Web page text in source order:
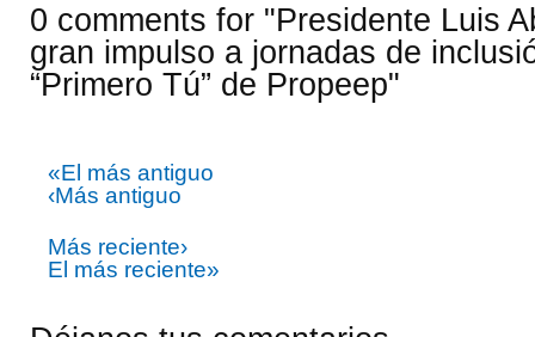
0 comments for "Presidente Luis
gran impulso a jornadas de
“Primero Tú” de Propeep"
«El más antiguo
‹Más antiguo
Más reciente›
El más reciente»